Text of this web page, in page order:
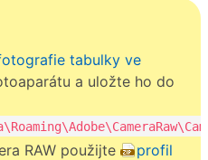
tabulky ve
a uložte ho do
RAW použijte
profil